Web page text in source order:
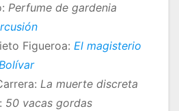
Perfume de gardenia
Figueroa: El magisterio
La muerte discreta
50 vacas gordas